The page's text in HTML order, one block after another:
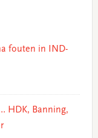
fouten in IND-
HDK, Banning,